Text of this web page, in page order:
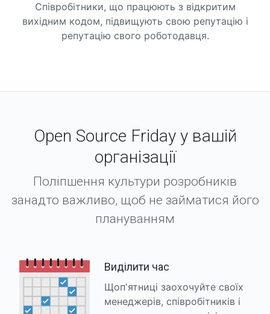
Співробітники, що працюють з відкритим
вихідним кодом, підвищують свою репутацію і
репутацію свого роботодавця.
Open Source Friday у вашій
організації
Поліпшення культури розробників
занадто важливо, щоб не займатися його
плануванням
Виділити час
Щоп'ятниці заохочуйте своїх
менеджерів, співробітників і